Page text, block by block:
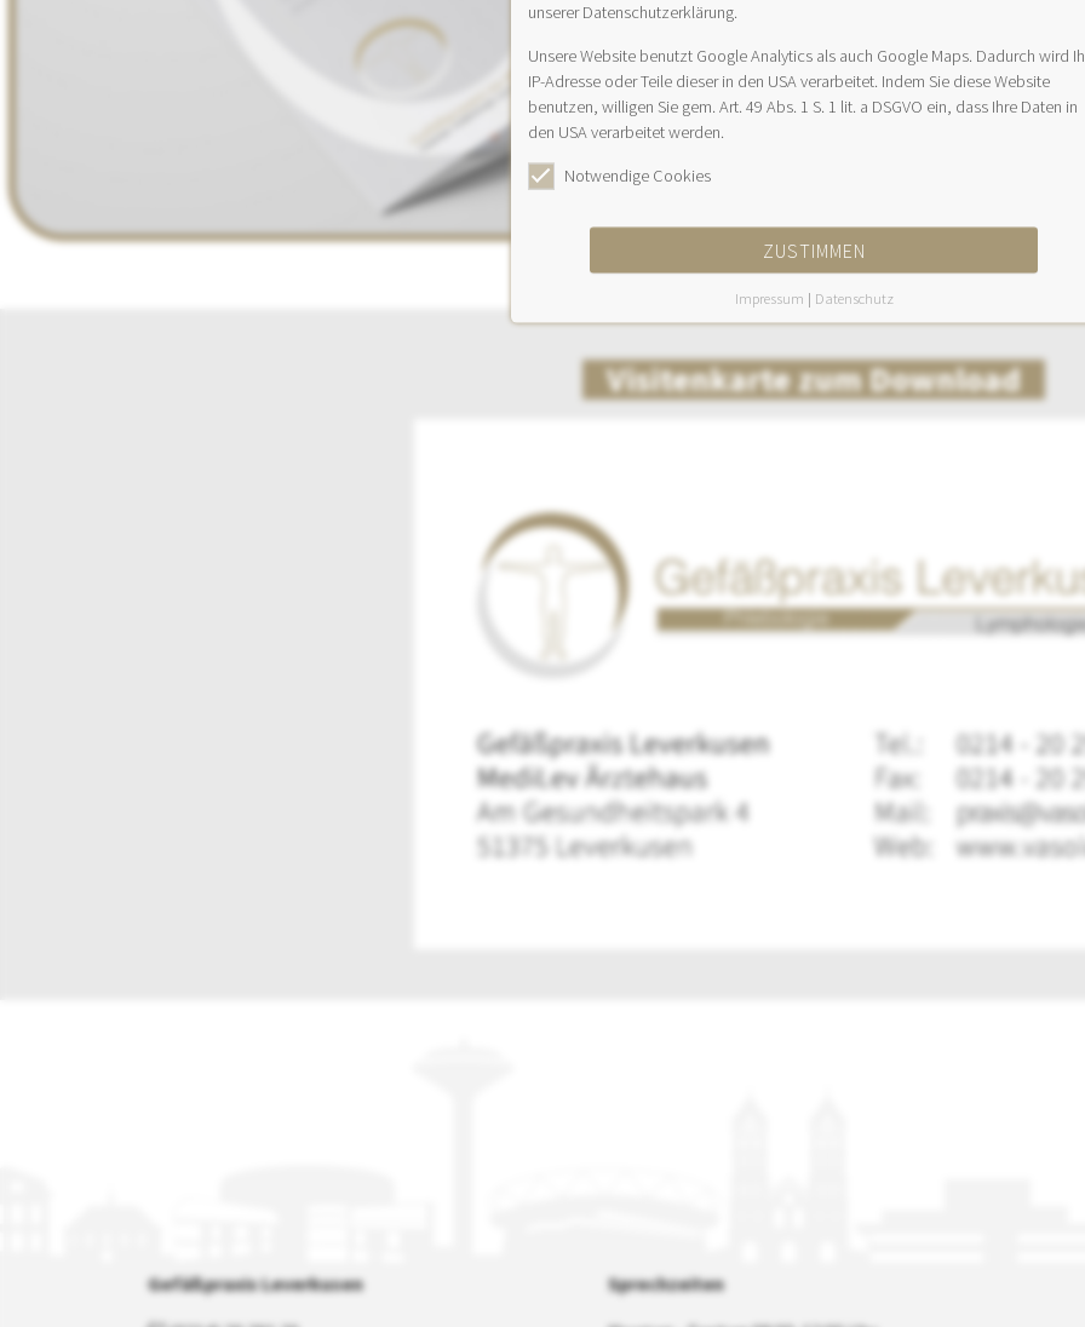
Visitenkarte zum Download
Gefäßpraxis Leverkusen
Sprechzeiten
unserer Datenschutzerklärung.
Unsere Website benutzt Google Analytics als auch Google Maps. Dadurch wird
IP-Adresse oder Teile dieser in den USA verarbeitet. Indem Sie diese Website
benutzen, willigen Sie gem. Art. 49 Abs. 1 S. 1 lit. a DSGVO ein, dass Ihre Daten in
den USA verarbeitet werden.
Notwendige Cookies
ZUSTIMMEN
Impressum | Datenschutz